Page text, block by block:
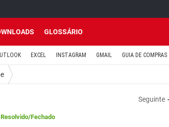
GLOSSÁRIO
EXCEL INSTAGRAM GMAIL GUIA DE COMPRAS
Seguinte
Resolvido/Fechado